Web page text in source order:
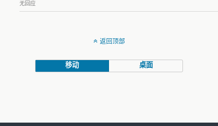
无回应
返回顶部
移动 桌面